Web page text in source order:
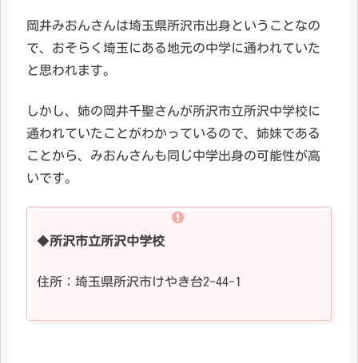
岡井みおんさんは埼玉県所沢市出身ということなの
で、おそらく埼玉にある地元の中学に通われていた
と思われます。
しかし、姉の岡井千聖さんが所沢市立所沢中学校に
通われていたことがわかっているので、姉妹である
ことから、みおんさんも同じ中学出身の可能性が高
いです。
◆所沢市立所沢中学校
住所：埼玉県所沢市けやき台2-44-1